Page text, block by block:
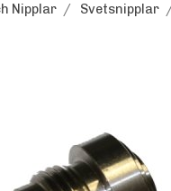
Nipplar / Svetsnipplar